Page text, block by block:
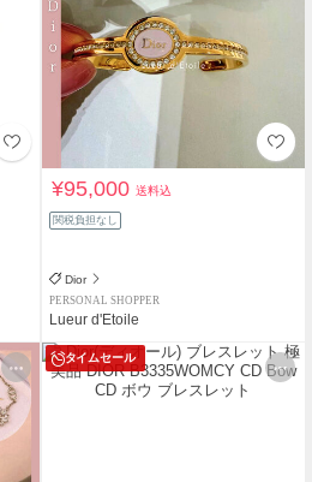
¥95,000送料込
関税負担なし
Dior
PERSONAL SHOPPER
Lueur d'Etoile
タイムセール